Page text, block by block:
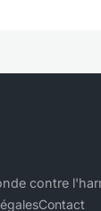
contre
Contact